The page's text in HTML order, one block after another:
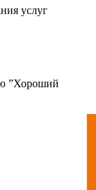
услуг
”Хороший